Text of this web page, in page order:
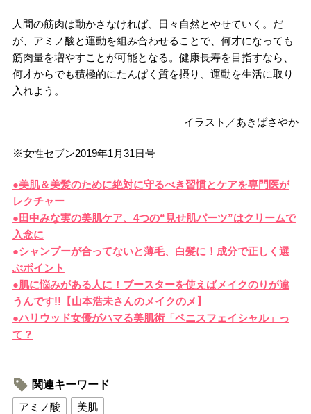
人間の筋肉は動かさなければ、日々自然とやせていく。だ
が、アミノ酸と運動を組み合わせることで、何才になっても
筋肉量を増やすことが可能となる。健康長寿を目指すなら、
何才からでも積極的にたんぱく質を摂り、運動を生活に取り
入れよう。
イラスト／あきばさやか
※女性セブン2019年1月31日号
●美肌＆美髪のために絶対に守るべき習慣とケアを専門医が
レクチャー
●田中みな実の美肌ケア、4つの“見せ肌パーツ”はクリームで
入念に
●シャンプーが合ってないと薄毛、白髪に！成分で正しく選
ぶポイント
●肌に悩みがある人に！ブースターを使えばメイクのりが違
うんです!!【山本浩未さんのメイクのメ】
●ハリウッド女優がハマる美肌術「ペニスフェイシャル」っ
て？
関連キーワード
アミノ酸
美肌